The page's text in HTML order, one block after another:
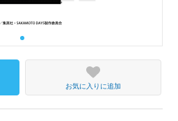
お気に入りに追加